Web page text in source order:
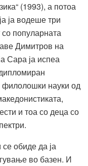
(1993), а потоа
ја водеше три
популарната
Димитров на
Сара ја испеа
филолошки науки од
и тоа со деца со
обиде да ја
во базен. И